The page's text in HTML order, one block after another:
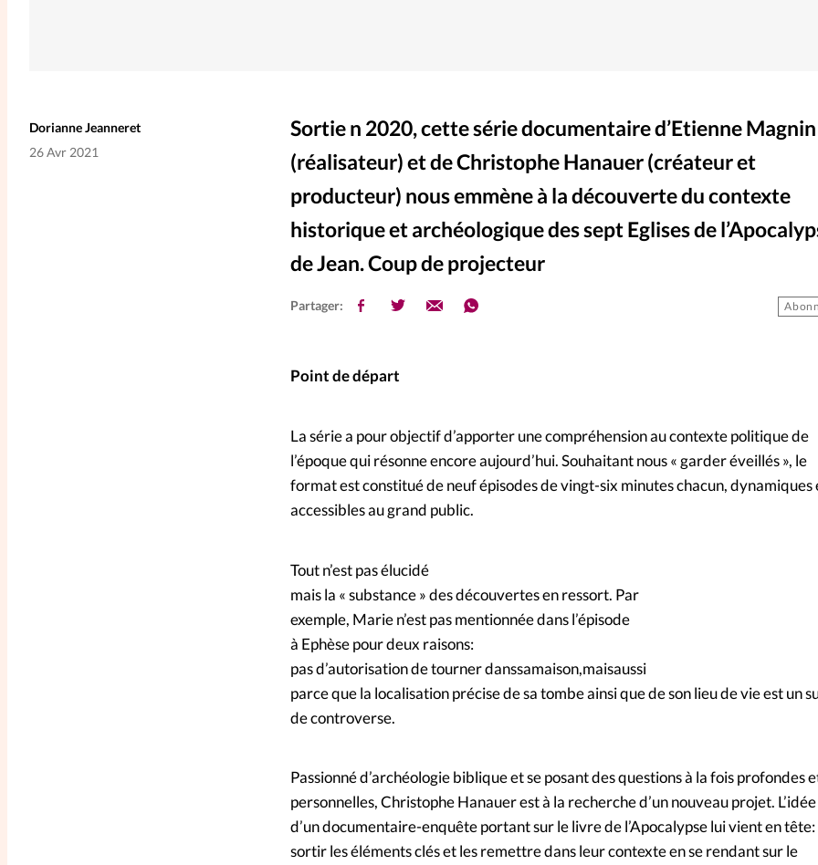
Sortie n 2020, cette série documentaire d’Etienne Magnin
(réalisateur) et de Christophe Hanauer (créateur et
producteur) nous emmène à la découverte du contexte
historique et archéologique des sept Eglises de
de Jean. Coup de projecteur
Dorianne Jeanneret
26 Avr 2021
Partager:
Point de départ
La série a pour objectif d’apporter une compréhension au contexte politique de
l’époque qui résonne encore aujourd’hui. Souhaitant nous « garder éveillés », le
format est constitué de neuf épisodes de vingt-six minutes chacun, dynamiques
accessibles au grand public.
Tout n’est pas élucidé
mais la « substance » des découvertes en ressort. Par
exemple, Marie n’est pas mentionnée dans l’épisode
à Ephèse pour deux raisons:
pas d’autorisation de tourner danssamaison,maisaussi
parce que la localisation précise de sa tombe ainsi que de son lieu de vie est un
de controverse.
Passionné d’archéologie biblique et se posant des questions à la fois profondes
personnelles, Christophe Hanauer est à la recherche d’un nouveau projet. L’idée
d’un documentaire-enquête portant sur le livre de l’Apocalypse lui vient en tête:
sortir les éléments clés et les remettre dans leur contexte en se rendant sur le